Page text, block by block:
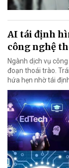
AI tái định
công nghệ
Ngành dịch vụ
đoạn thoái trào.
hứa hẹn nhờ tái